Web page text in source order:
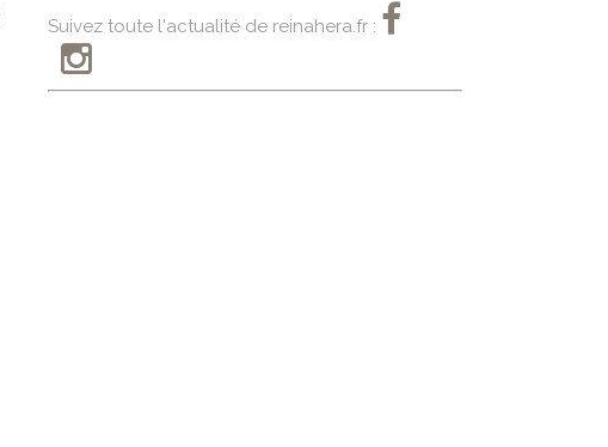
Suivez toute l'actualité de reinahera.fr :